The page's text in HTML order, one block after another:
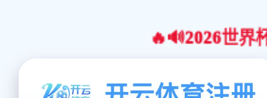
🔥🔊2026世界杯官网